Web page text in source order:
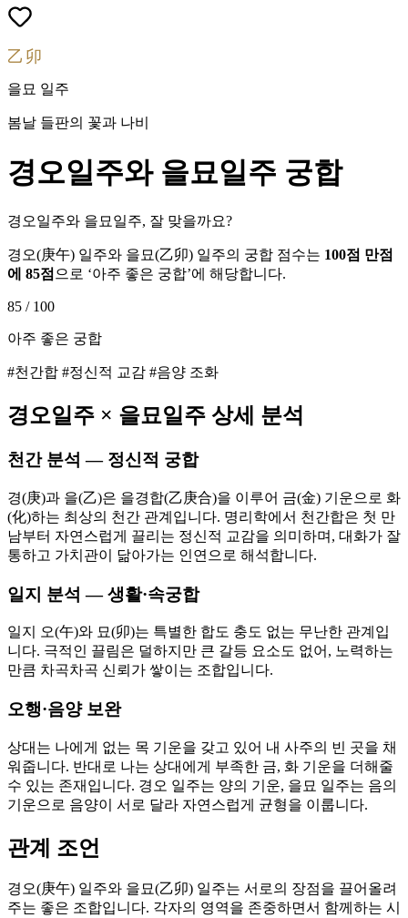
乙卯
을묘 일주
봄날 들판의 꽃과 나비
경오일주와 을묘일주 궁합
경오일주와 을묘일주, 잘 맞을까요?
경오(庚午) 일주와 을묘(乙卯) 일주의 궁합 점수는 100점 만점
에 85점 으로 ‘아주 좋은 궁합’에 해당합니다.
85 / 100
아주 좋은 궁합
#천간합 #정신적 교감 #음양 조화
경오일주 × 을묘일주 상세 분석
천간 분석 — 정신적 궁합
경(庚)과 을(乙)은 을경합(乙庚合)을 이루어 금(金) 기운으로 화
(化)하는 최상의 천간 관계입니다. 명리학에서 천간합은 첫 만
남부터 자연스럽게 끌리는 정신적 교감을 의미하며, 대화가 잘
통하고 가치관이 닮아가는 인연으로 해석합니다.
일지 분석 — 생활·속궁합
일지 오(午)와 묘(卯)는 특별한 합도 충도 없는 무난한 관계입
니다. 극적인 끌림은 덜하지만 큰 갈등 요소도 없어, 노력하는
만큼 차곡차곡 신뢰가 쌓이는 조합입니다.
오행·음양 보완
상대는 나에게 없는 목 기운을 갖고 있어 내 사주의 빈 곳을 채
워줍니다. 반대로 나는 상대에게 부족한 금, 화 기운을 더해줄
수 있는 존재입니다. 경오 일주는 양의 기운, 을묘 일주는 음의
기운으로 음양이 서로 달라 자연스럽게 균형을 이룹니다.
관계 조언
경오(庚午) 일주와 을묘(乙卯) 일주는 서로의 장점을 끌어올려
주는 좋은 조합입니다. 각자의 영역을 존중하면서 함께하는 시